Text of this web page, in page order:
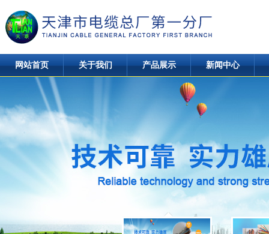
网站首页 关于我们 产品展示 新闻中心